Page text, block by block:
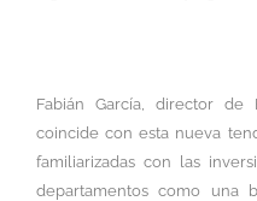
Fabián García, director de
coincide con esta nueva
familiarizadas con las
departamentos como una